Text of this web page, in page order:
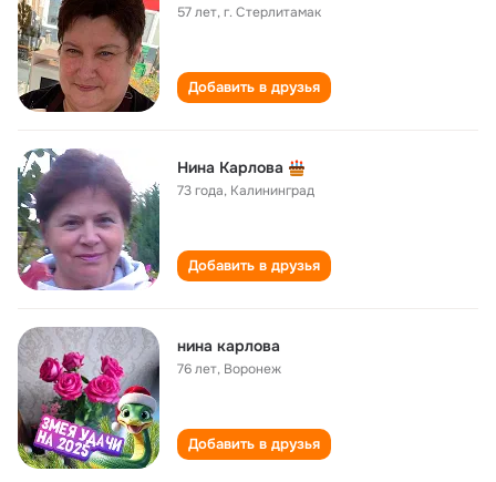
57 лет,г. Стерлитамак
Добавить в друзья
Нина Карлова
73 года, Калининград
Добавить в друзья
нина карлова
76 лет, Воронеж
Добавить в друзья